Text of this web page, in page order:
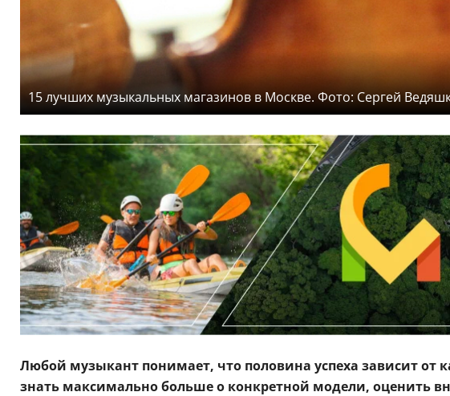
15 лучших музыкальных магазинов в Москве. Фото: Сергей
Любой музыкант понимает, что половина успеха зависит
знать максимально больше о конкретной модели, оценить